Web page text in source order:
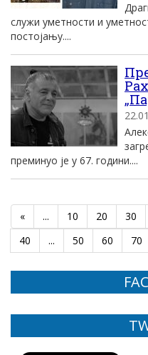
служи уметности и
постојању....
преминуо је у 67. години....
« ... 10 20 30
40
... 50 60 70